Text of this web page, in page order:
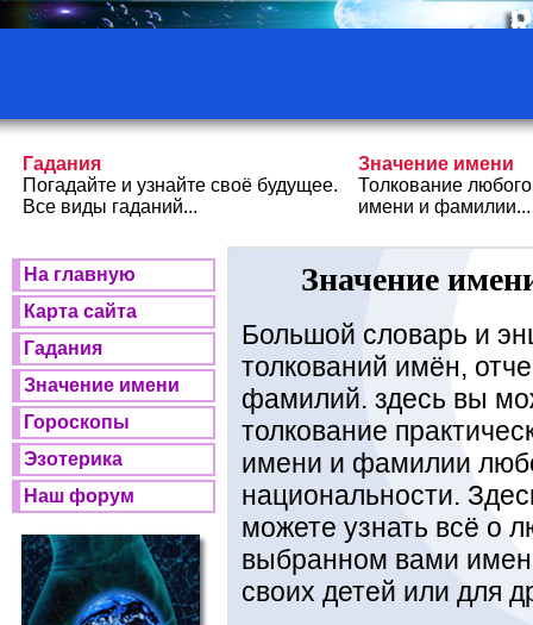
Гадания
Погадайте и узнайте своё будущее.
Все виды гаданий...
Значение имени
Толкование любого
имени и фамилии...
На главную
Карта сайта
Гадания
Значение имени
Гороскопы
Эзотерика
Наш форум
Значение
Большой словарь и
толкований имён,
фамилий. здесь вы
толкование
имени и фамилии
национальности.
можете узнать всё о
выбранном вами
своих детей или для